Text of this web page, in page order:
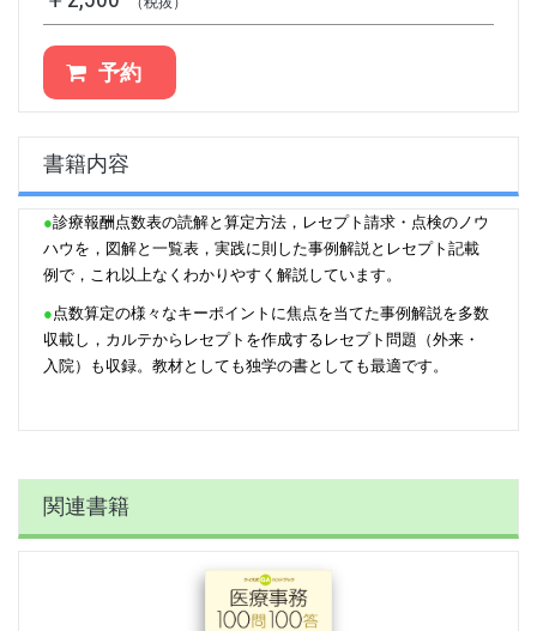
予約
書籍内容
●診療報酬点数表の読解と算定方法，レセプト請求・点検のノウ
ハウを，図解と一覧表，実践に則した事例解説とレセプト記載
例で，これ以上なくわかりやすく解説しています。
●点数算定の様々なキーポイントに焦点を当てた事例解説を多数
収載し，カルテからレセプトを作成するレセプト問題（外来・
入院）も収録。教材としても独学の書としても最適です。
関連書籍